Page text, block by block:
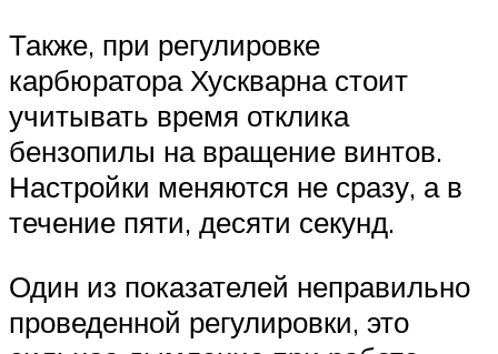
Также, при регулировке
карбюратора Хускварна стоит
учитывать время отклика
бензопилы на вращение винтов.
Настройки меняются не сразу, а в
течение пяти, десяти секунд.
Один из показателей неправильно
проведенной регулировки, это